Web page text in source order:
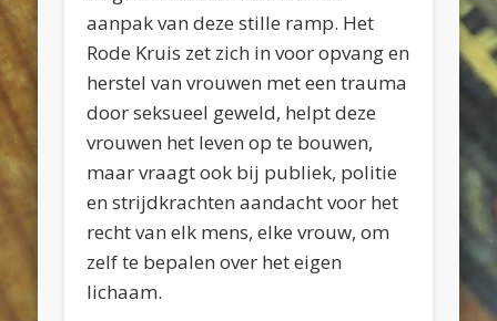
aanpak van deze stille ramp. Het
Rode Kruis zet zich in voor opvang en
herstel van vrouwen met een trauma
door seksueel geweld, helpt deze
vrouwen het leven op te bouwen,
maar vraagt ook bij publiek, politie
en strijdkrachten aandacht voor het
recht van elk mens, elke vrouw, om
zelf te bepalen over het eigen
lichaam.